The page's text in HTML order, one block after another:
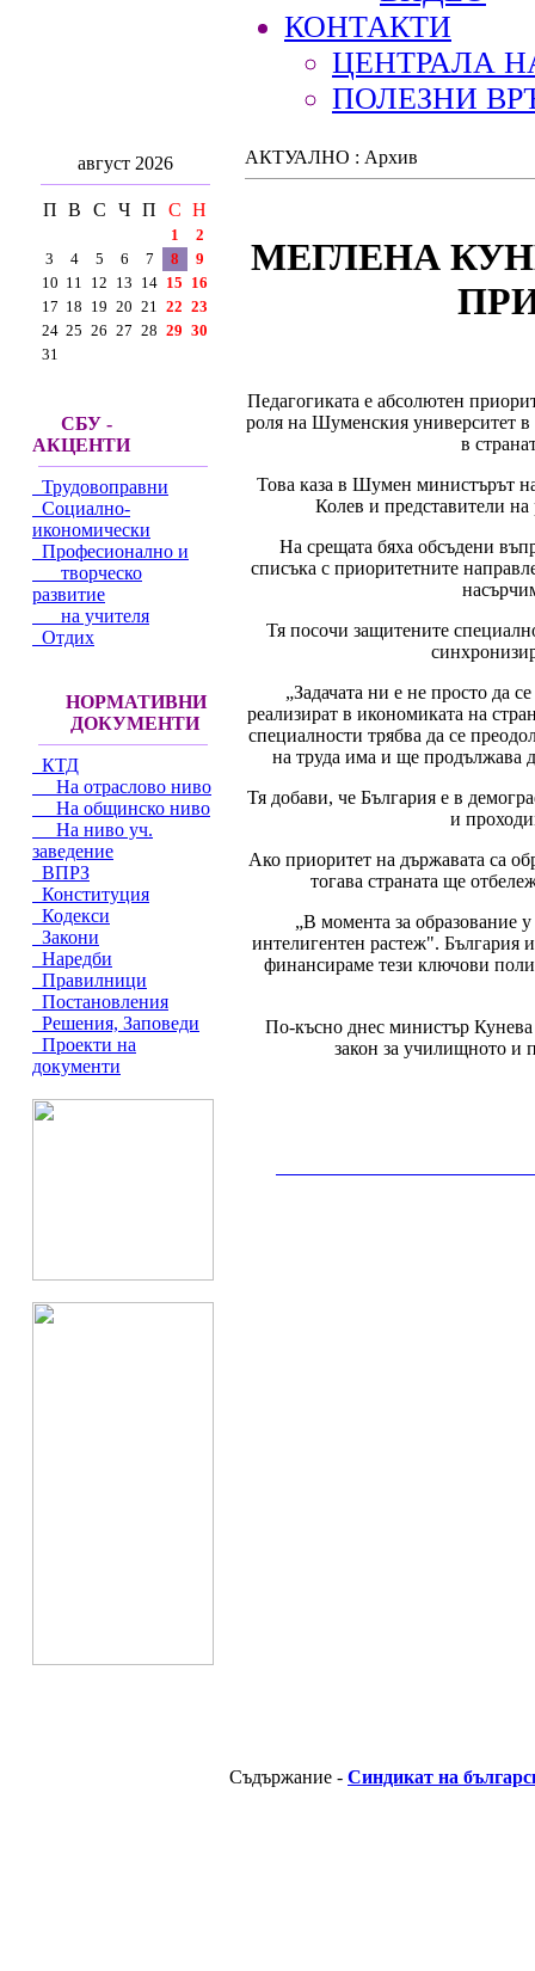
КОНТАКТИ
ЦЕНТРАЛА
ПОЛЕЗНИ
август 2026
П В С Ч П С Н
1
2
3
4 5 6 7 8
9
10 11 12 13 14 15 16
17 18 19 20 21 22 23
24 25 26 27 28 29 30
31
СБУ -
АКЦЕНТИ
Трудовоправни
Социално-
икономически
Професионално и
творческо
развитие
на учителя
Отдих
НОРМАТИВНИ
ДОКУМЕНТИ
КТД
На отраслово ниво
На общинско ниво
На ниво уч.
заведение
ВПРЗ
Конституция
Кодекси
Закони
Наредби
Правилници
Постановления
Решения, Заповеди
Проекти на
документи
АКТУАЛНО : Архив
МЕГЛЕНА
Педагогиката е абсолютен
роля на Шуменския университет в
в
Това каза в Шумен министърът
Колев и представители
На срещата бяха обсъдени
списъка с приоритетните
Тя посочи защитените
„Задачата ни е не просто да
реализират в икономиката на
специалности трябва да се
на труда има и ще продължава
Тя добави, че България е в
и
Ако приоритет на държавата са
тогава страната ще
„В момента за образование
интелигентен растеж". България
финансираме тези ключови
По-късно днес министър Кунева
закон за училищното и
Съдържание - Синдикат на